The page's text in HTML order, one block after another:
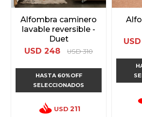
Alfombra caminero
lavable reversible -
Duet
USD 248 USD 310
HASTA 60%OFF
SELECCIONADOS
USD 211
USD